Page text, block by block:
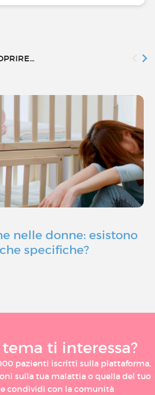
nelle donne: esistono
specifiche?
ti interessa?
pazienti iscritti sulla piattaforma,
sulla tua malattia o quella del tuo
condividi con la comunità